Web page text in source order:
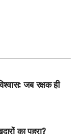
जब रक्षक ही
का पहरा?